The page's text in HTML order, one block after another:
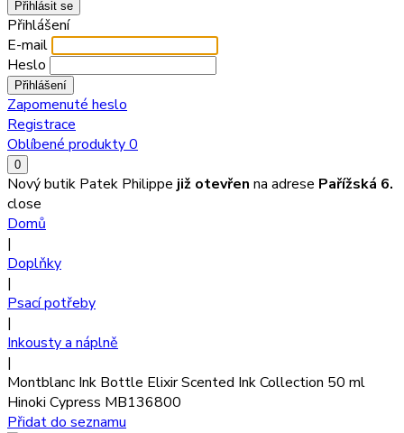
Přihlásit se
Přihlášení
E-mail
Heslo
Přihlášení
Zapomenuté heslo
Registrace
Oblíbené produkty0
0
Nový butik Patek Philippe již otevřen na adrese Pařížská 6.
close
Domů
|
Doplňky
|
Psací potřeby
|
Inkousty a náplně
|
Montblanc Ink Bottle Elixir Scented Ink Collection 50 ml
Hinoki Cypress MB136800
Přidat do seznamu